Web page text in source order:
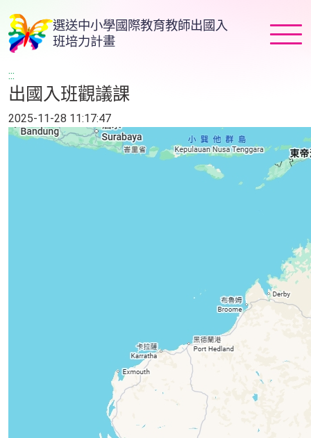
跳
到
主
內
容
選送中小學國際教育教師出國入
班培力計畫
:::
出國入班觀議課
2025-11-28 11:17:47